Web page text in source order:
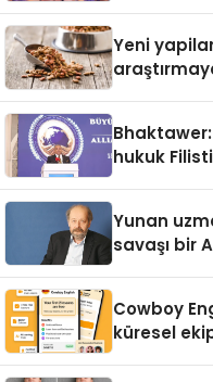
Yeni
hukuk
Yunan
savaşı bir
Cowboy
küresel